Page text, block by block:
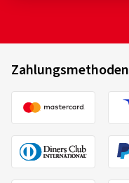
Verifizierter Kauf
Zahlungsmethoden